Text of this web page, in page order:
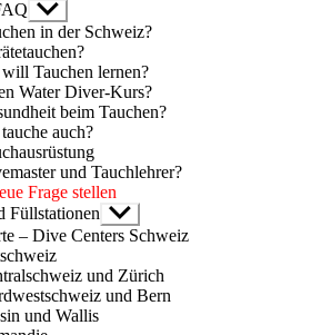
Untermenü
anzeigen
in der Schweiz?
Tauchen lernen?
Water Diver-Kurs?
beim Tauchen?
auch?
und Tauchlehrer?
Frage stellen
Füllstationen
Untermenü
anzeigen
– Dive Centers Schweiz
und Zürich
und Bern
und Wallis